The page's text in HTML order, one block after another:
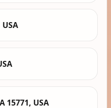
15771, USA